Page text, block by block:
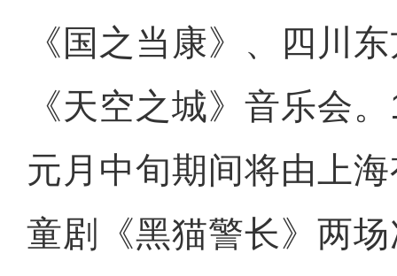
《国之当康》、四川
《天空之城》音乐会
元月中旬期间将由上
童剧《黑猫警长》两